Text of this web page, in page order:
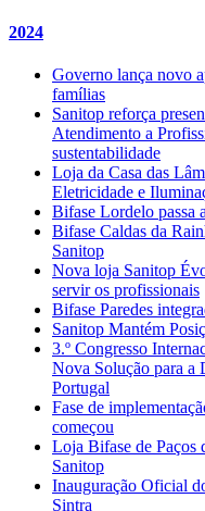
2024
Governo lança novo
famílias
Sanitop reforça
Atendimento a
sustentabilidade
Loja da Casa das
Eletricidade e
Bifase Lordelo passa
Bifase Caldas da
Sanitop
Nova loja Sanitop
servir os profissionais
Bifase Paredes
Sanitop Mantém
3.º Congresso
Nova Solução para a
Portugal
Fase de
começou
Loja Bifase de Paços
Sanitop
Inauguração Oficial
Sintra